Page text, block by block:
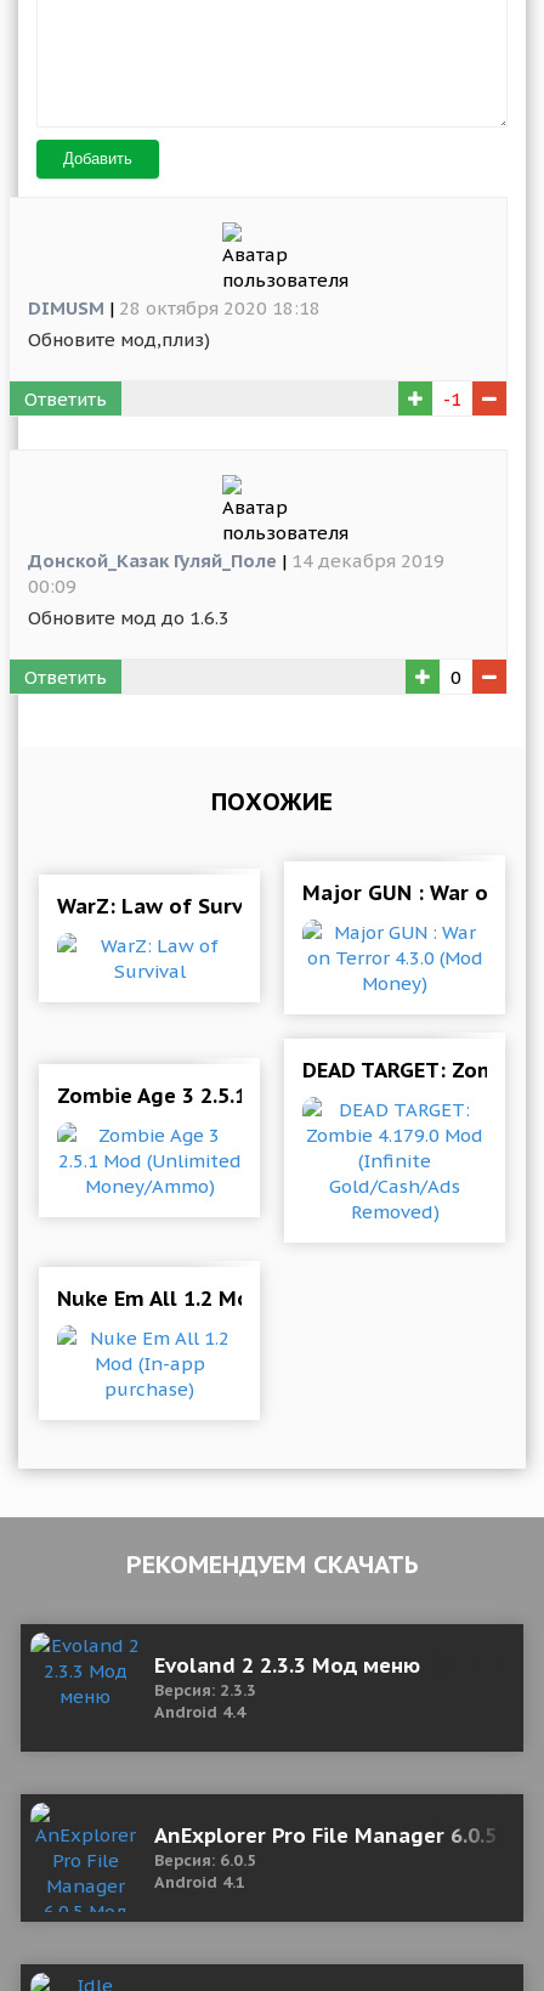
Добавить
DIMUSM | 28 октября 2020 18:18
Обновите мод,плиз)
Ответить -1
Донской_Казак Гуляй_Поле | 14 декабря 2019
00:09
Обновите мод до 1.6.3
Ответить 0
ПОХОЖИЕ
WarZ: Law of Survival Major GUN : War on
Zombie Age 3 2.5.1 Mod (Unlimited Money/
DEAD TARGET:
Nuke Em All 1.2 Mod (In-app purchase)
РЕКОМЕНДУЕМ СКАЧАТЬ
Evoland 2 2.3.3 Мод меню
Версия: 2.3.3
Android 4.4
AnExplorer Pro File Manager 6.0.5
Версия: 6.0.5
Android 4.1